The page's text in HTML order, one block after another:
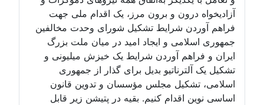
آزادیخواه درون و برون مرز، یک اقدام ملی جهت
فراهم آوردن شرایط تشکیل شورای وحدت مخالفین
جمهوری اسلامی و ایجاد امید در میان ملت بزرگ
ایران و فراهم آوردن شرایط یک خیزش میلیونی و
تشکیل یک آلترناتیو بدیل برای گذار از جمهوری
اسلامی، تشکیل مجلس مؤسسان و تدوین قانون
اساسی نوین اقدام کنیم. بقیه در پتیشن زیر قابل